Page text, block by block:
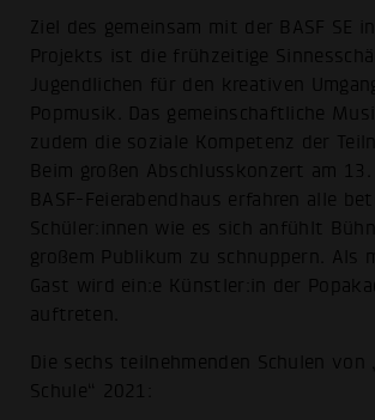
Ziel des gemeinsam mit der BASF SE
Projekts ist die frühzeitige
Jugendlichen für den kreativen
Popmusik. Das gemeinschaftliche
zudem die soziale Kompetenz der
Beim großen Abschlusskonzert am
BASF-Feierabendhaus erfahren alle
Schüler:innen wie es sich anfühlt
großem Publikum zu schnuppern. Als
Gast wird ein:e Künstler:in der
auftreten.
Die sechs teilnehmenden Schulen von
Schule“ 2021: